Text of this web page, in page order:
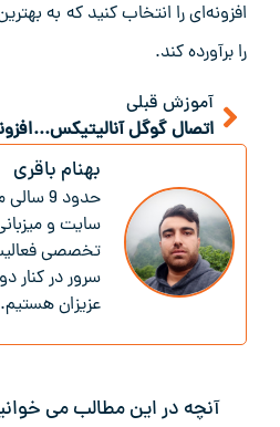
افزونه‌ای را انتخاب کنید که به
را برآورده کند.
آموزش قبلی
اتصال گوگل آنالیتیکس به سایت وردپرس
بهنام باقری
حدود 9
سایت و
تخصصی
سرور در کنار
عزیزان هستیم.
آنچه در این مطالب می